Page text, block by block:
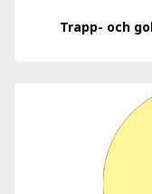
Trapp- och